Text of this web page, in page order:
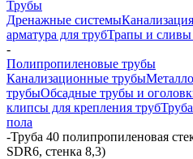
Трубы
Дренажные системыКанализация
арматура для трубТрапы и
-
Полипропиленовые трубы
Канализационные трубы
трубыОбсадные трубы и
клипсы для крепления труб
пола
-Труба 40 полипропиленовая
SDR6, стенка 8,3)